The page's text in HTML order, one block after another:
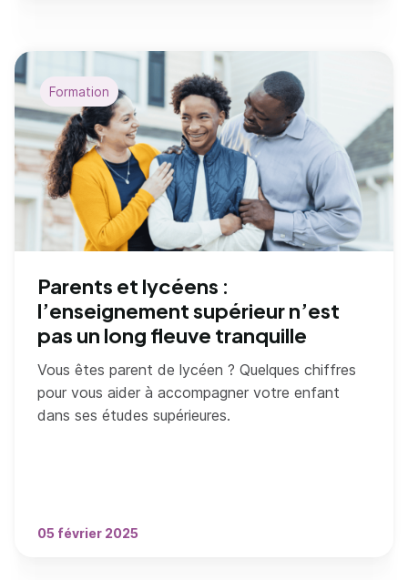
Parents et lycéens :
l’enseignement supérieur n’est
pas un long fleuve tranquille
Vous êtes parent de lycéen ? Quelques chiffres
pour vous aider à accompagner votre enfant
dans ses études supérieures.
05 février 2025
Formation